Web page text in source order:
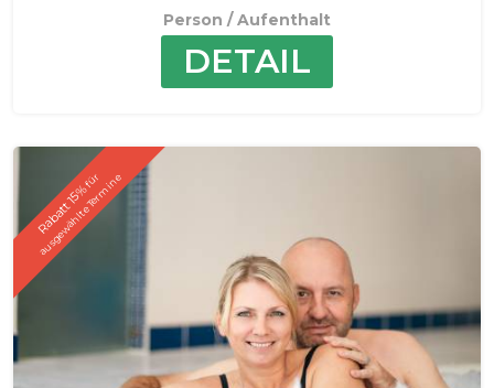
Person / Aufenthalt
DETAIL
Rabatt 15%f
ü
r
a
u
s
g
e
w
ä
h
l
t
e
T
e
r
m
i
n
e